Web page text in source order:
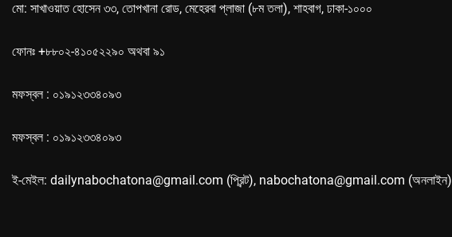
মো: সাখাওয়াত হোসেন ৩৩, তোপখানা রোড, মেহেরবা প্লাজা (৮ম তলা), শাহবাগ, ঢাকা-১০০০
ফোনঃ +৮৮০২-৪১০৫২২৯০ অথবা ৯১
মফস্বল : ০১৯১২৩৩৪০৯৩
মফস্বল : ০১৯১২৩৩৪০৯৩
ই-মেইল: dailynabochatona@gmail.com (প্রিন্ট), nabochatona@gmail.com (অনলাইন)